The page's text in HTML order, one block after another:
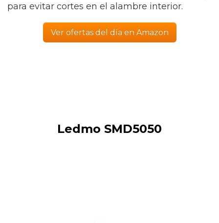
para evitar cortes en el alambre interior.
Ver ofertas del día en Amazon
Ledmo SMD5050